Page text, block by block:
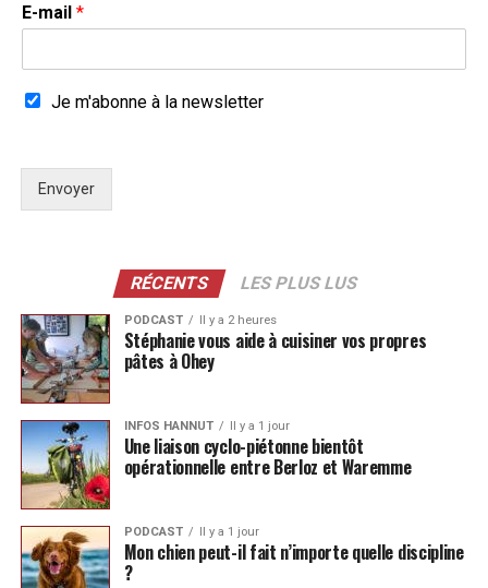
E-mail *
Je m'abonne à la newsletter
Envoyer
RÉCENTS LES PLUS LUS
PODCAST Il y a 2 heures
Stéphanie vous aide à cuisiner vos propres
pâtes à Ohey
INFOS HANNUT Il y a 1 jour
Une liaison cyclo-piétonne bientôt
opérationnelle entre Berloz et Waremme
PODCAST Il y a 1 jour
Mon chien peut-il fait n’importe quelle discipline
?